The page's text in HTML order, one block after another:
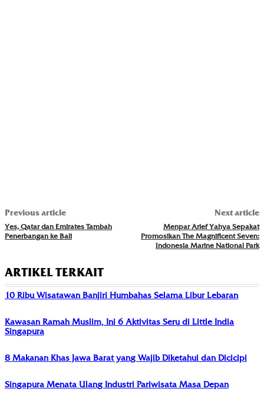
Previous article
Yes, Qatar dan Emirates Tambah
Penerbangan ke Bali
Next article
Menpar Arief Yahya Sepakat
Promosikan The Magnificent Seven:
Indonesia Marine National Park
ARTIKEL TERKAIT
10 Ribu Wisatawan Banjiri Humbahas Selama Libur Lebaran
Kawasan Ramah Muslim, Ini 6 Aktivitas Seru di Little India
Singapura
8 Makanan Khas Jawa Barat yang Wajib Diketahui dan Dicicipi
Singapura Menata Ulang Industri Pariwisata Masa Depan